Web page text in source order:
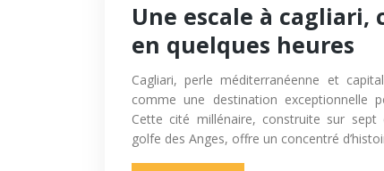
Une escale à cagliari,
en quelques heures
Cagliari, perle méditerranéenne et
comme une destination exceptionnelle
Cette cité millénaire, construite sur sept
golfe des Anges, offre un concentré